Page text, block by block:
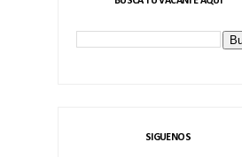
SIGUENOS